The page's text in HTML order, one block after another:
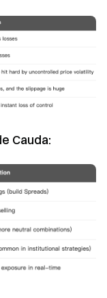
Cauda: